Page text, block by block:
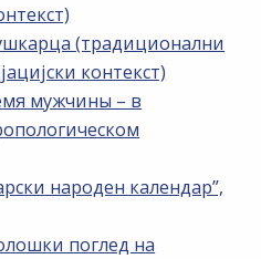
(традиционални
контекст)
мужчины – в
народен календар”,
поглед на